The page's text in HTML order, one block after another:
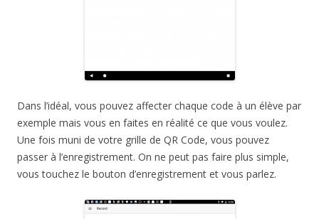
Dans l’idéal, vous pouvez affecter chaque code à un élève par
exemple mais vous en faites en réalité ce que vous voulez.
Une fois muni de votre grille de QR Code, vous pouvez
passer à l’enregistrement. On ne peut pas faire plus simple,
vous touchez le bouton d’enregistrement et vous parlez.